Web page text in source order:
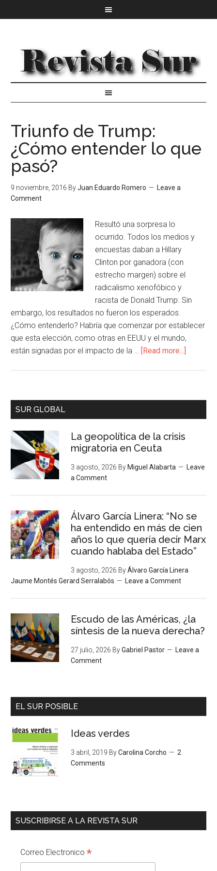
Triunfo de Trump:
¿Cómo entender lo que
pasó?
9 noviembre, 2016 ByJuan Eduardo Romero
Leave a
Comment
Resultó una sorpresa lo
ocurrido. Todos los medios y
encuestas daban a Hillary
Clinton por ganadora (con
estrecho margen) sobre el
radicalismo xenofóbico y
racista de Donald Trump. Sin
embargo, los resultados no fueron los esperados.
¿Cómo entenderlo? Habría que comenzar por establecer
que esta elección, como otras en EEUU y el mundo,
están signadas por el impacto de la … [Read more...]
SUR GLOBAL
La geopolítica de la crisis
migratoria en Ceuta
3 agosto, 2026 By Miguel Alabarta
Leave
a Comment
Álvaro García Linera: “No se
ha entendido en más de cien
años lo que quería decir Marx
cuando hablaba del Estado”
3 agosto, 2026 ByÁlvaro García Linera
Jaume Montés Gerard Serralabós
Leave a Comment
Escudo de las Américas, ¿la
síntesis de la nueva derecha?
27 julio, 2026 ByGabriel Pastor
Leave a
Comment
EL SUR POSIBLE
Ideas verdes
3 abril, 2019 ByCarolina Corcho
2
Comments
SUSCRIBIRSE A LA REVISTA SUR
Correo Electronico*